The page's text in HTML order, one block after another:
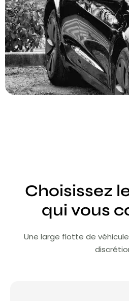
Choisissez
qui vous
Une large flotte de